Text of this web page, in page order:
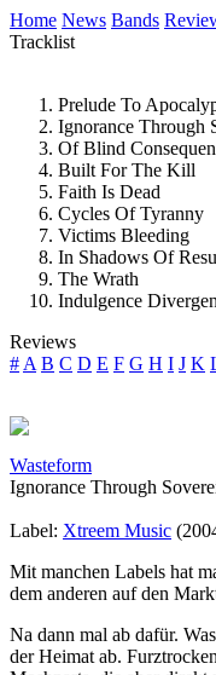
Home News Bands
Tracklist
Prelude To
Ignorance Through
Of Blind
Built For The Kill
Faith Is Dead
Cycles Of Tyranny
Victims Bleeding
In Shadows Of
The Wrath
Indulgence
Reviews
# A B C D E F G H I J K
Wasteform
Ignorance Through
Label: Xtreem Music
Mit manchen Labels hat
dem anderen auf den
Na dann mal ab dafür.
der Heimat ab.